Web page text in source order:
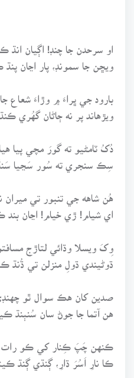
او سرحدن جا چنڊ! اڳيان انڌ
ويڇن جا سمونڊ، پار اڃان پنڌ
بارود جي ڀراءَ ۾ وڙاءَ شعاع جا،
ويڙهاند پر نه ڄاڻان گهُري
دُکُ ٽامڻيو ته گورَ مچي پيا
سِڪ سنجري ته سُور سَڃيا
هُن شاهه جي تنبور تي
اي شيام! ڙي خيام! اڃان بند
وِکَ ويسلا وڌائي لتاڙج
ڌوڻيندي ڌولِ منزلن تي ڌُنڌ
صدين کان هڪ سوال ٿو
هن آتما جا جوڻ سان سُنٻنڌ
ڪنهن چَپَ ڪِنار کي ڪو رات
ڪا نارِ اَسُرَ ڌارِ، ڳنڌي ڳنڌ